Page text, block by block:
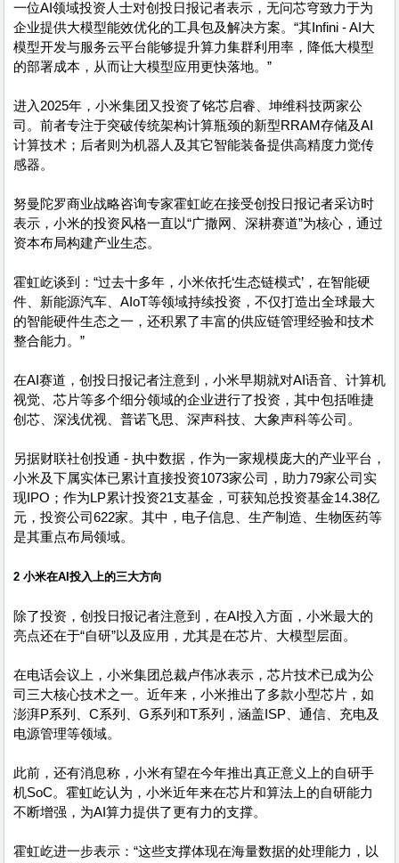
一位AI领域投资人士对创投日报记者表示，无问芯穹致力于为
企业提供大模型能效优化的工具包及解决方案。“其Infini - AI大
模型开发与服务云平台能够提升算力集群利用率，降低大模型
的部署成本，从而让大模型应用更快落地。”
进入2025年，小米集团又投资了铭芯启睿、坤维科技两家公
司。前者专注于突破传统架构计算瓶颈的新型RRAM存储及AI
计算技术；后者则为机器人及其它智能装备提供高精度力觉传
感器。
努曼陀罗商业战略咨询专家霍虹屹在接受创投日报记者采访时
表示，小米的投资风格一直以“广撒网、深耕赛道”为核心，通过
资本布局构建产业生态。
霍虹屹谈到：“过去十多年，小米依托‘生态链模式’，在智能硬
件、新能源汽车、AIoT等领域持续投资，不仅打造出全球最大
的智能硬件生态之一，还积累了丰富的供应链管理经验和技术
整合能力。”
在AI赛道，创投日报记者注意到，小米早期就对AI语音、计算机
视觉、芯片等多个细分领域的企业进行了投资，其中包括唯捷
创芯、深浅优视、普诺飞思、深声科技、大象声科等公司。
另据财联社创投通 - 执中数据，作为一家规模庞大的产业平台，
小米及下属实体已累计直接投资1073家公司，助力79家公司实
现IPO；作为LP累计投资21支基金，可获知总投资基金14.38亿
元，投资公司622家。其中，电子信息、生产制造、生物医药等
是其重点布局领域。
2 小米在AI投入上的三大方向
除了投资，创投日报记者注意到，在AI投入方面，小米最大的
亮点还在于“自研”以及应用，尤其是在芯片、大模型层面。
在电话会议上，小米集团总裁卢伟冰表示，芯片技术已成为公
司三大核心技术之一。近年来，小米推出了多款小型芯片，如
澎湃P系列、C系列、G系列和T系列，涵盖ISP、通信、充电及
电源管理等领域。
此前，还有消息称，小米有望在今年推出真正意义上的自研手
机SoC。霍虹屹认为，小米近年来在芯片和算法上的自研能力
不断增强，为AI算力提供了更有力的支撑。
霍虹屹进一步表示：“这些支撑体现在海量数据的处理能力，以